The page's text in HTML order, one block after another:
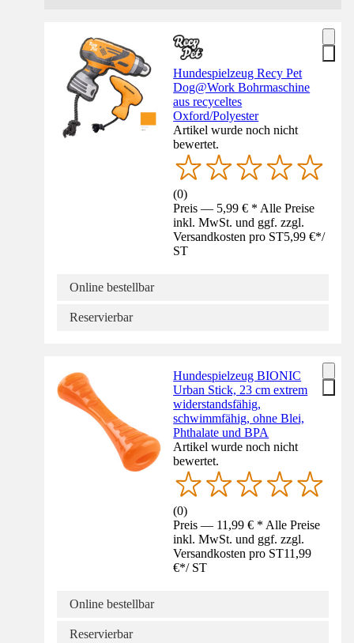
Hundespielzeug Recy Pet
Dog@Work Bohrmaschine
aus recyceltes
Oxford/Polyester
Artikel wurde noch nicht
bewertet.
(0)
Preis — 5,99 € * Alle Preise
inkl. MwSt. und ggf. zzgl.
Versandkosten pro ST5,99 €*/
ST
Online bestellbar
Reservierbar
Hundespielzeug BIONIC
Urban Stick, 23 cm extrem
widerstandsfähig,
schwimmfähig, ohne Blei,
Phthalate und BPA
Artikel wurde noch nicht
bewertet.
(0)
Preis — 11,99 € * Alle Preise
inkl. MwSt. und ggf. zzgl.
Versandkosten pro ST11,99
€*/ ST
Online bestellbar
Reservierbar